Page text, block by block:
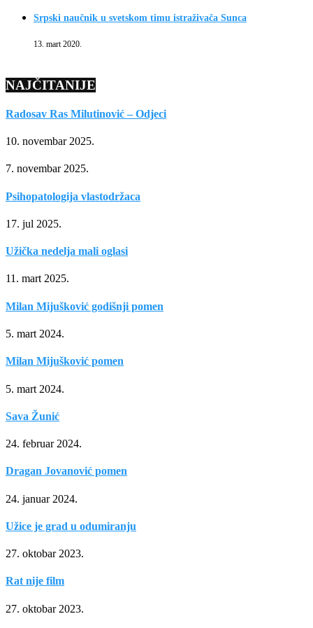
Srpski naučnik u svetskom timu istraživača Sunca
13. mart 2020.
NAJČITANIJE
Radosav Ras Milutinović – Odjeci
10. novembar 2025.
7. novembar 2025.
Psihopatologija vlastodržaca
17. jul 2025.
Užička nedelja mali oglasi
11. mart 2025.
Milan Mijušković godišnji pomen
5. mart 2024.
Milan Mijušković pomen
5. mart 2024.
Sava Žunić
24. februar 2024.
Dragan Jovanović pomen
24. januar 2024.
Užice je grad u odumiranju
27. oktobar 2023.
Rat nije film
27. oktobar 2023.